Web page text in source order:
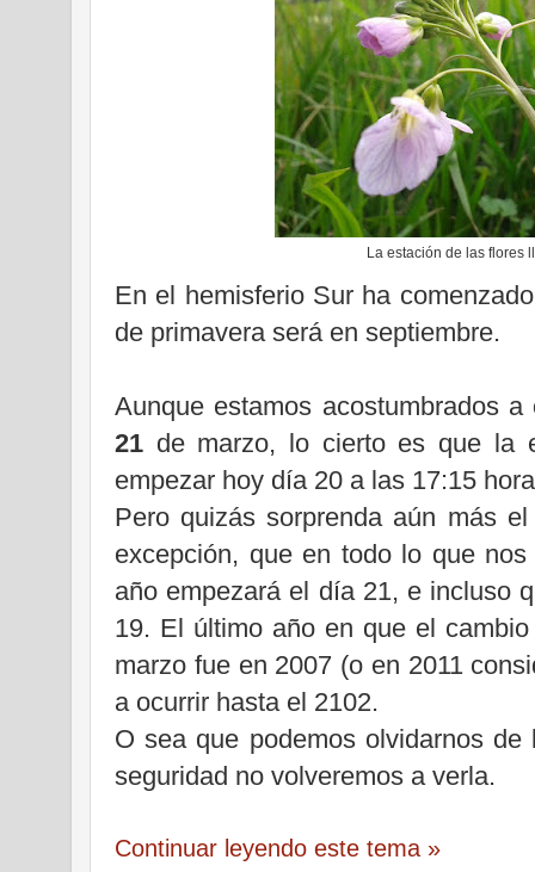
La estación de las flores
En el hemisferio Sur ha
de primavera será en septiembre.
Aunque estamos acostumbrados
21 de marzo, lo cierto es que la
empezar hoy día 20 a las 17:15
Pero quizás sorprenda aún más
excepción, que en todo lo que
año empezará el día 21, e incluso
19. El último año en que el
marzo fue en 2007 (o en 2011
a ocurrir hasta el 2102.
O sea que podemos olvidarnos
seguridad no volveremos a verla.
Continuar leyendo este tema »